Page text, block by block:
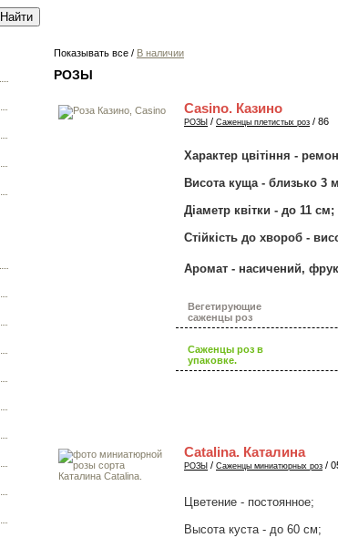
Показывать все / В наличии
РОЗЫ
Casino. Казино
РОЗЫ / Саженцы плетистых роз / 86
Характер цвітіння -
Висота куща - близько 3
Діаметр квітки - до 11 см;
Стійкість до хвороб -
Аромат - насичений,
Вегетирующие
саженцы роз
Саженцы роз в
упаковке.
Catalina. Каталина
РОЗЫ / Саженцы миниатюрных роз /
Цветение - постоянное;
Высота куста - до 60 см;